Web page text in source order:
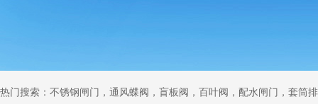
热门搜索：不锈钢闸门，通风蝶阀，盲板阀，百叶阀，配水闸门，套筒